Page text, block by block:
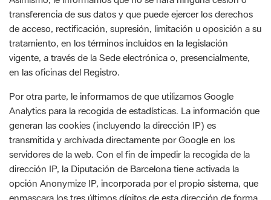
vigente, a través de la Sede electrónica o, presencialmente,
en las oficinas del Registro.
Por otra parte, le informamos de que utilizamos Google
Analytics para la recogida de estadísticas. La información que
transmitida y archivada directamente por Google en los
servidores de la web. Con el fin de impedir la recogida de la
dirección IP, la Diputación de Barcelona tiene activada la
opción Anonymize IP, incorporada por el propio sistema, que
enmascara los tres últimos dígitos de esta dirección de forma
que la anonimiza poniéndolos a 0.
Para cualquier consulta o queja sobre el tratamiento de tus